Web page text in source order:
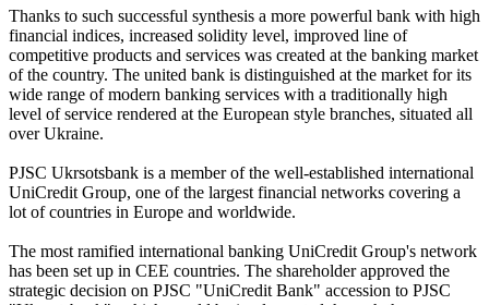
Thanks to such successful synthesis a more powerful bank with high
financial indices, increased solidity level, improved line of
competitive products and services was created at the banking market
of the country. The united bank is distinguished at the market for its
wide range of modern banking services with a traditionally high
level of service rendered at the European style branches, situated all
over Ukraine.
PJSC Ukrsotsbank is a member of the well-established international
UniCredit Group, one of the largest financial networks covering a
lot of countries in Europe and worldwide.
The most ramified international banking UniCredit Group's network
has been set up in CEE countries. The shareholder approved the
strategic decision on PJSC "UniCredit Bank" accession to PJSC